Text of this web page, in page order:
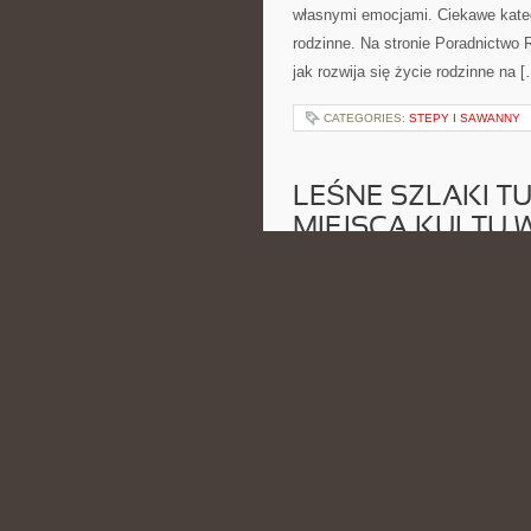
własnymi emocjami. Ciekawe
rodzinne. Na stronie Poradnictwo
jak rozwija się życie rodzinne na
CATEGORIES: STEPY I SAWANNY
LEŚNE SZLAKI
MIEJSCA KULTU